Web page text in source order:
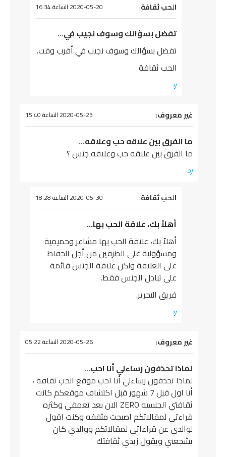
يقول
الحب ثقافة: 2020-05-20 الساعة 16:34
تفضل بسؤالك وسوف نجيب في…
تفضل بسؤالك وسوف نجيب في أقرب وقت.
الحب ثقافة
رد
يقول
غير معروف: 2020-05-23 الساعة 15:40
ما الفرق بين علاقه حب وعلاقه…
ما الفرق بين علاقه حب وعلاقه جنس ؟
رد
يقول
الحب ثقافة: 2020-05-30 الساعة 18:28
أهلاً بك، علاقة الحب بها…
أهلاً بك، علاقة الحب بها مشاعر وحميمية
ومسؤولية على الطرفين من أجل الحفاظ
على العلاقة ولكن علاقة الجنس قائمة
على تبادل الجنس فقط.
فريق التحرير.
رد
يقول
غير معروف: 2020-05-26 الساعة 05:22
لماذا تحذفون رساءلي أنا احب…
لماذا تحذفون رساءلي أنا احب موقع الحب ثقافه ،
أنا اول قبل 7 شهور قبل اكتشاف موقعكم كانت
ثقافتي الجنسيه ZERO الان بعد تعمقي وكثره
قراءتي لمقالاتكم اصبحت مثقفه وكنت اقول
لوالدي عن قراءاتي لمقالاتكم ووالدي كان
يشجعني ويقول زيدي ثقافتك